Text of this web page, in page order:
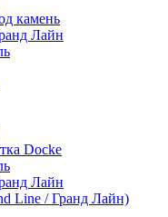
камень
Лайн
Docke
Лайн
Line / Гранд Лайн)